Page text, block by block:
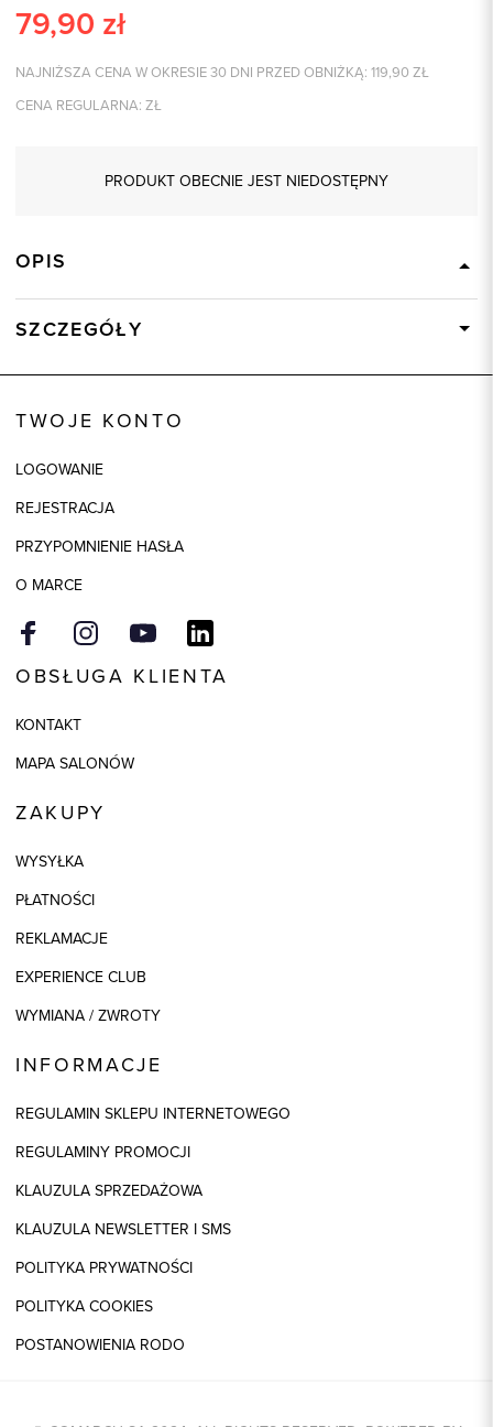
79,90 zł
NAJNIŻSZA CENA W OKRESIE 30 DNI PRZED OBNIŻKĄ: 119,90 ZŁ
CENA REGULARNA: ZŁ
PRODUKT OBECNIE JEST NIEDOSTĘPNY
OPIS
SZCZEGÓŁY
Model
Kolor
TWOJE KONTO
LOGOWANIE
REJESTRACJA
PRZYPOMNIENIE HASŁA
O MARCE
OBSŁUGA KLIENTA
KONTAKT
MAPA SALONÓW
ZAKUPY
WYSYŁKA
PŁATNOŚCI
REKLAMACJE
EXPERIENCE CLUB
WYMIANA / ZWROTY
INFORMACJE
REGULAMIN SKLEPU INTERNETOWEGO
REGULAMINY PROMOCJI
KLAUZULA SPRZEDAŻOWA
KLAUZULA NEWSLETTER I SMS
POLITYKA PRYWATNOŚCI
POLITYKA COOKIES
POSTANOWIENIA RODO